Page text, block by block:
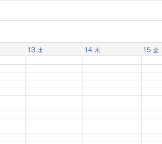
13 水 14 木 15 金